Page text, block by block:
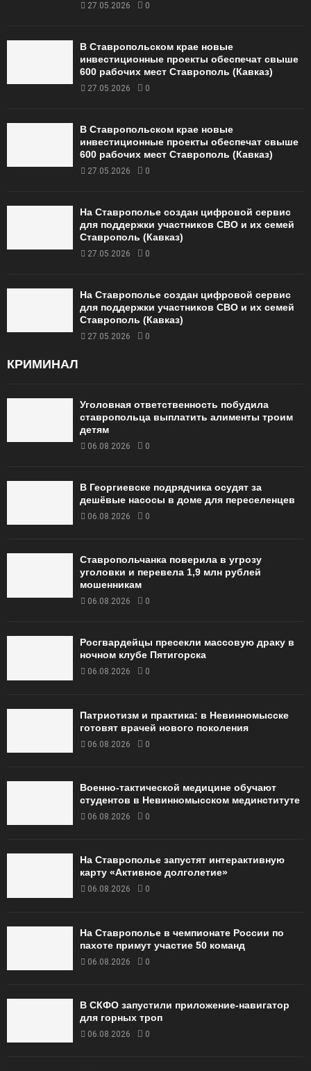
27.05.2026 0
В Ставропольском крае новые
инвестиционные проекты обеспечат свыше
600 рабочих мест Ставрополь (Кавказ)
27.05.2026 0
В Ставропольском крае новые
инвестиционные проекты обеспечат свыше
600 рабочих мест Ставрополь (Кавказ)
27.05.2026 0
На Ставрополье создан цифровой сервис
для поддержки участников СВО и их семей
Ставрополь (Кавказ)
27.05.2026 0
На Ставрополье создан цифровой сервис
для поддержки участников СВО и их семей
Ставрополь (Кавказ)
27.05.2026 0
КРИМИНАЛ
Уголовная ответственность побудила
ставропольца выплатить алименты троим
детям
06.08.2026 0
В Георгиевске подрядчика осудят за
дешёвые насосы в доме для переселенцев
06.08.2026 0
Ставропольчанка поверила в угрозу
уголовки и перевела 1,9 млн рублей
мошенникам
06.08.2026 0
Росгвардейцы пресекли массовую драку в
ночном клубе Пятигорска
06.08.2026 0
Патриотизм и практика: в Невинномысске
готовят врачей нового поколения
06.08.2026 0
Военно-тактической медицине обучают
студентов в Невинномысском мединституте
06.08.2026 0
На Ставрополье запустят интерактивную
карту «Активное долголетие»
06.08.2026 0
На Ставрополье в чемпионате России по
пахоте примут участие 50 команд
06.08.2026 0
В СКФО запустили приложение-навигатор
для горных троп
06.08.2026 0